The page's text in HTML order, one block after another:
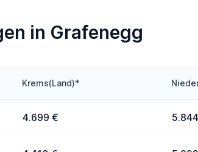
in Grafenegg
Krems(Land)*
4.699 €